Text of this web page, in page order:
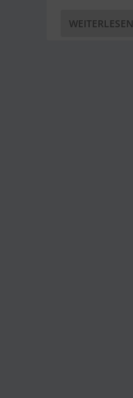
WEITERLESEN